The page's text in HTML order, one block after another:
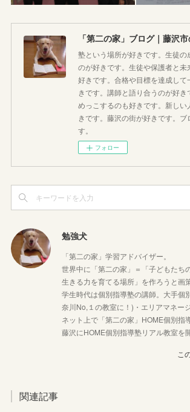
塾という場所が好きです。生徒の
のが好きです。生徒や保護者と未
好きです。合格や目標を達成して
きです。講師と語り合うのが好き
めっこするのも好きです。新しい
きです。藤沢の街が好きです。
す。
フォロー
勉強犬
「第二の家」学習アドバイザー。
世界中に「第二の家」＝「子どもたち
生きる力を育てる場所」を作ろうと画
学生時代は個別指導塾の講師。大手個
奈川No,１の教室に！)・エリアマネー
ネット上で「第二の家」HOME個別指
藤沢にHOME個別指導塾リアル教室を開
こ
関連記事